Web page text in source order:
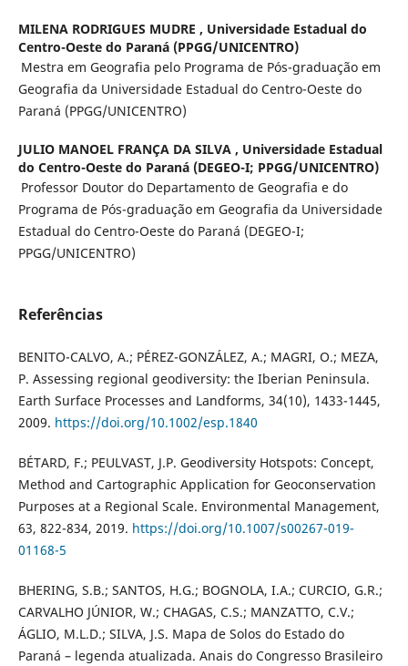
MILENA RODRIGUES MUDRE , Universidade Estadual do
Centro-Oeste do Paraná (PPGG/UNICENTRO)
Mestra em Geografia pelo Programa de Pós-graduação em
Geografia da Universidade Estadual do Centro-Oeste do
Paraná (PPGG/UNICENTRO)
JULIO MANOEL FRANÇA DA SILVA , Universidade Estadual
do Centro-Oeste do Paraná (DEGEO-I; PPGG/UNICENTRO)
Professor Doutor do Departamento de Geografia e do
Programa de Pós-graduação em Geografia da Universidade
Estadual do Centro-Oeste do Paraná (DEGEO-I;
PPGG/UNICENTRO)
Referências
BENITO-CALVO, A.; PÉREZ-GONZÁLEZ, A.; MAGRI, O.; MEZA,
P. Assessing regional geodiversity: the Iberian Peninsula.
Earth Surface Processes and Landforms, 34(10), 1433-1445,
2009. https://doi.org/10.1002/esp.1840
BÉTARD, F.; PEULVAST, J.P. Geodiversity Hotspots: Concept,
Method and Cartographic Application for Geoconservation
Purposes at a Regional Scale. Environmental Management,
63, 822-834, 2019. https://doi.org/10.1007/s00267-019-
01168-5
BHERING, S.B.; SANTOS, H.G.; BOGNOLA, I.A.; CURCIO, G.R.;
CARVALHO JÚNIOR, W.; CHAGAS, C.S.; MANZATTO, C.V.;
ÁGLIO, M.L.D.; SILVA, J.S. Mapa de Solos do Estado do
Paraná – legenda atualizada. Anais do Congresso Brasileiro